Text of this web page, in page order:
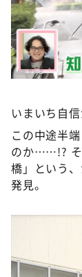
いまいち自信
この中途半
のか……!? そ
橋」という
発見。